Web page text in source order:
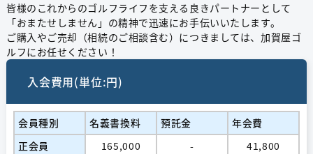
皆様のこれからのゴルフライフを支える良きパートナーとして
「おまたせしません」の精神で迅速にお手伝いいたします。
ご購入やご売却（相続のご相談含む）につきましては、加賀屋ゴ
ルフにお任せください！
入会費用(単位:円)
会員種別 名義書換料 預託金
年会費
正会員
165,000 -
41,800